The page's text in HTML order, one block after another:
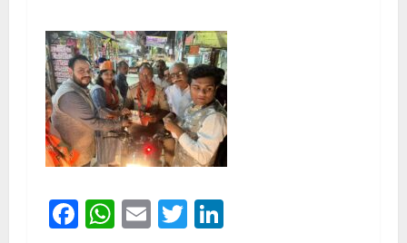
Facebook
WhatsApp
EmailTwitter